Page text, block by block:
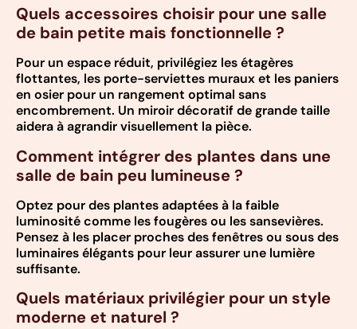
Quels accessoires choisir pour une salle
de bain petite mais fonctionnelle ?
Pour un espace réduit, privilégiez les étagères
flottantes, les porte-serviettes muraux et les paniers
en osier pour un rangement optimal sans
encombrement. Un miroir décoratif de grande taille
aidera à agrandir visuellement la pièce.
Comment intégrer des plantes dans une
salle de bain peu lumineuse ?
Optez pour des plantes adaptées à la faible
luminosité comme les fougères ou les sansevières.
Pensez à les placer proches des fenêtres ou sous des
luminaires élégants pour leur assurer une lumière
suffisante.
Quels matériaux privilégier pour un style
moderne et naturel ?